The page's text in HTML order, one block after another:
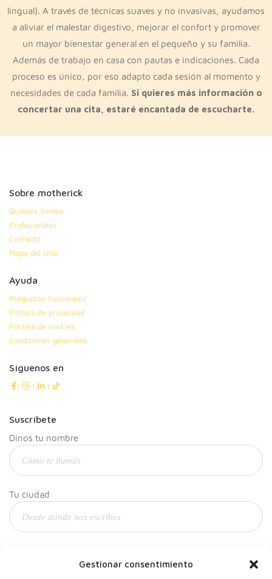
Gestionar consentimiento
lingual). A través de técnicas suaves y no invasivas, ayudamos
a aliviar el malestar digestivo, mejorar el confort y promover
un mayor bienestar general en el pequeño y su familia.
Además de trabajo en casa con pautas e indicaciones. Cada
proceso es único, por eso adapto cada sesión al momento y
necesidades de cada familia. Si quieres más información o
concertar una cita, estaré encantada de escucharte.
Sobre motherick
Quiénes Somos
Profesionales
Contacto
Mapa del sitio
Ayuda
Preguntas frecuentes
Política de privacidad
Política de cookies
Condiciones generales
Síguenos en
| | |
Suscríbete
Dinos tu nombre
Tu ciudad